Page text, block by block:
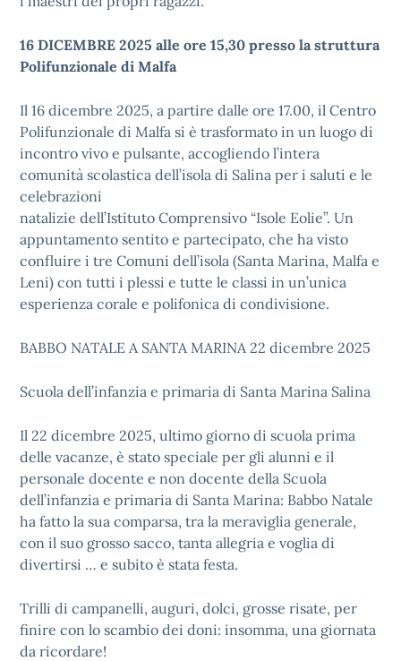
16 DICEMBRE 2025 alle ore 15,30 presso la struttura
Polifunzionale di Malfa
Il 16 dicembre 2025, a partire dalle ore 17.00, il Centro
Polifunzionale di Malfa si è trasformato in un luogo di
incontro vivo e pulsante, accogliendo l’intera
comunità scolastica dell’isola di Salina per i saluti e le
celebrazioni
natalizie dell’Istituto Comprensivo “Isole Eolie”. Un
appuntamento sentito e partecipato, che ha visto
confluire i tre Comuni dell’isola (Santa Marina, Malfa e
Leni) con tutti i plessi e tutte le classi in un’unica
esperienza corale e polifonica di condivisione.
BABBO NATALE A SANTA MARINA22 dicembre 2025
Scuola dell’infanzia e primaria di Santa Marina Salina
Il 22 dicembre 2025, ultimo giorno di scuola prima
delle vacanze, è stato speciale per gli alunni e il
personale docente e non docente della Scuola
dell’infanzia e primaria di Santa Marina: Babbo Natale
ha fatto la sua comparsa, tra la meraviglia generale,
con il suo grosso sacco, tanta allegria e voglia di
divertirsi … e subito è stata festa.
Trilli di campanelli, auguri, dolci, grosse risate, per
finire con lo scambio dei doni: insomma, una giornata
da ricordare!